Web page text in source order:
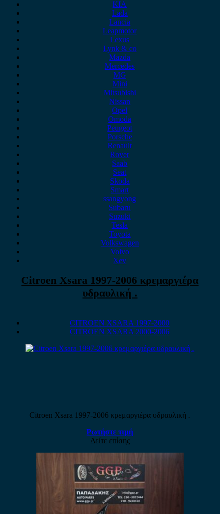
KIA
Lada
Lancia
Leapmotor
Lexus
Lynk & co
Mazda
Mercedes
MG
Mini
Mitsubishi
Nissan
Opel
Omoda
Peugeot
Porsche
Renault
Rover
Saab
Seat
Skoda
Smart
ssangyong
Subaru
Suzuki
Tesla
Toyota
Volkswagen
Volvo
Xev
Citroen Xsara 1997-2006 κρεμαργιέρα
υδραυλική .
CITROEN XSARA 1997-2000
CITROEN XSARA 2000-2006
Citroen Xsara 1997-2006 κρεμαργιέρα υδραυλική .
Ρωτήστε τιμή
Δείτε επίσης